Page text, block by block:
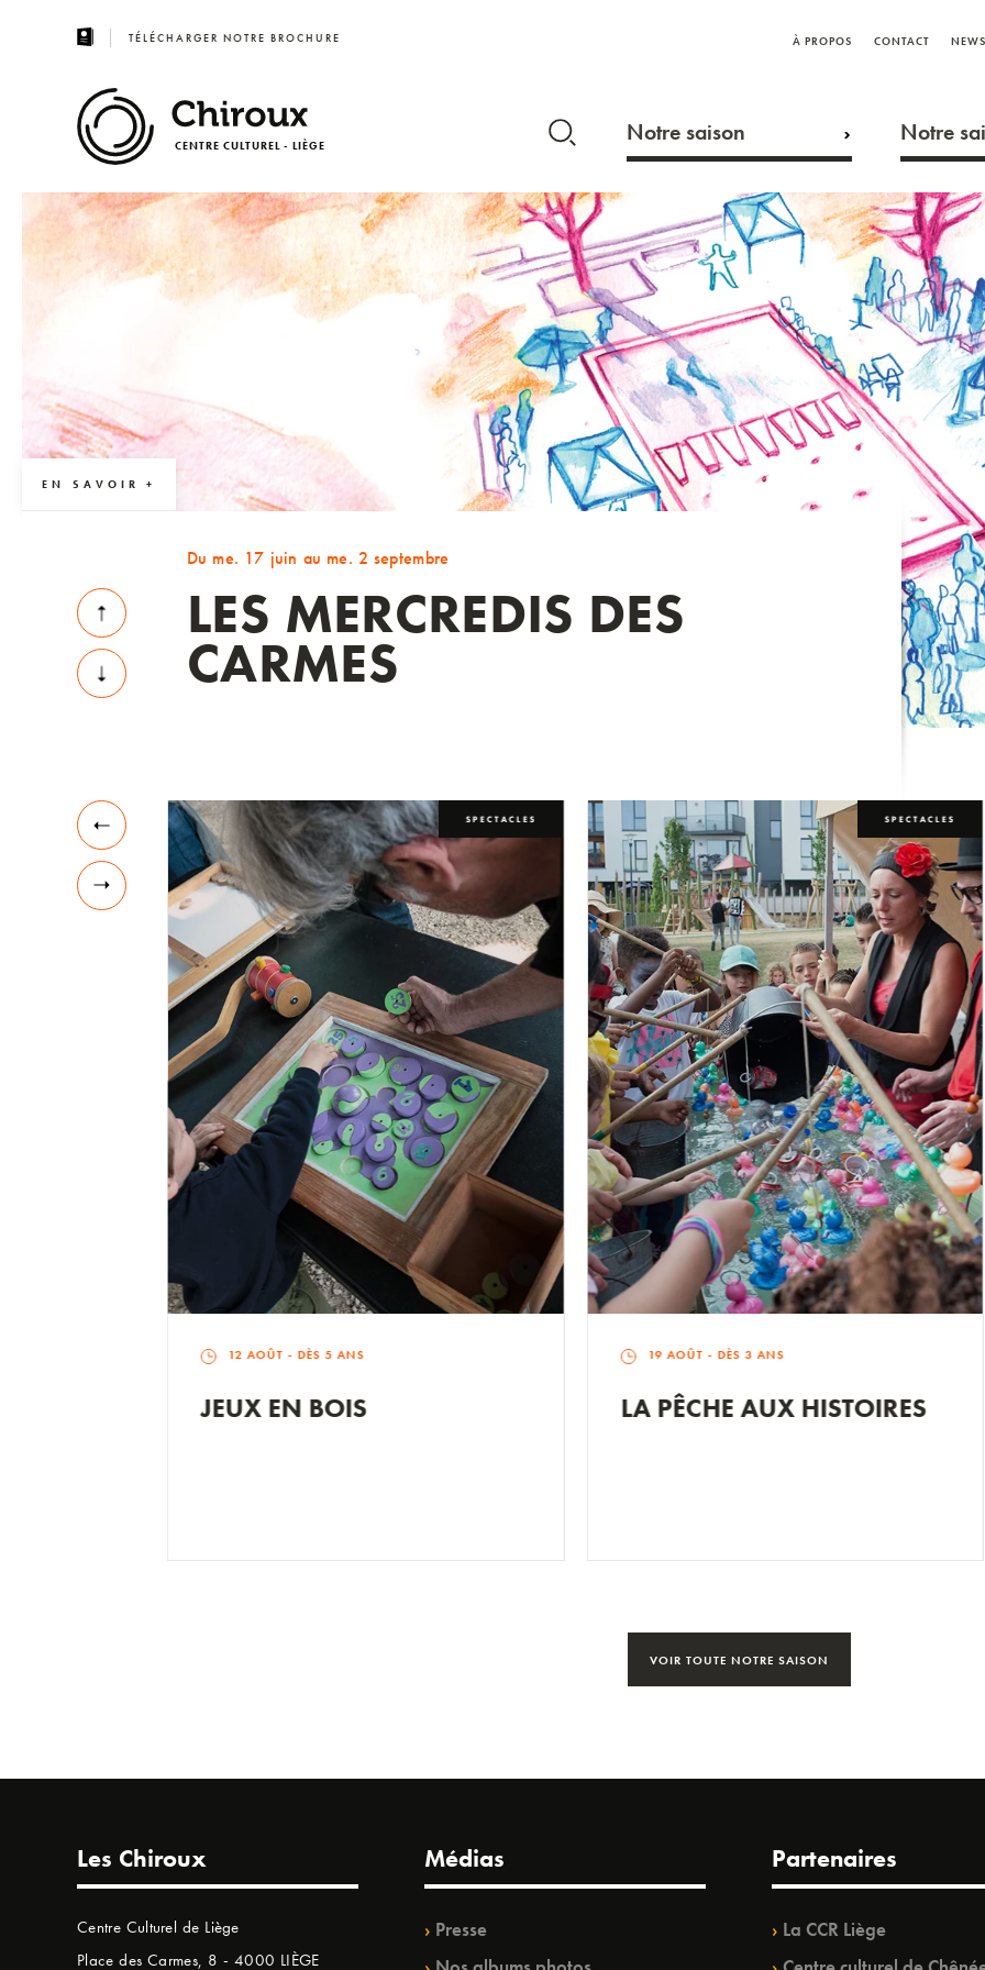
TÉLÉCHARGER NOTRE BROCHURE À PROPOS CONTACT
CENTRE CULTUREL - LIÈGE Notre saison Notre
EN SAVOIR +
Du me. 17 juin au me. 2 septembre
LES MERCREDIS DES
CARMES
EXPOSITIONS SPECTACLES
12 AOÛT - DÈS 5 ANS
JEUX EN BOIS
SPECTACLES
19 AOÛT - DÈS 3 ANS
LA PÊCHE AUX HISTOIRES
VOIR TOUTE NOTRE SAISON
Les Chiroux
Centre Culturel de Liège
Place des Carmes, 8 - 4000 LIÈGE
Médias
Presse
Partenaires
La CCR Liège